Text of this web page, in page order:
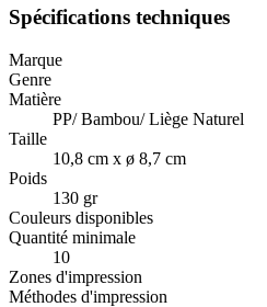
Spécifications techniques
Marque
Genre
Matière
PP/ Bambou/ Liège Naturel
Taille
10,8 cm x ø 8,7 cm
Poids
130 gr
Couleurs disponibles
Quantité minimale
10
Zones d'impression
Méthodes d'impression